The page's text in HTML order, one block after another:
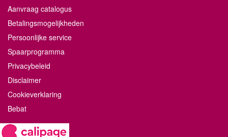
Aanvraag catalogus
Betalingsmogelijkheden
Persoonlijke service
Spaarprogramma
Privacybeleid
Disclaimer
Cookieverklaring
Bebat